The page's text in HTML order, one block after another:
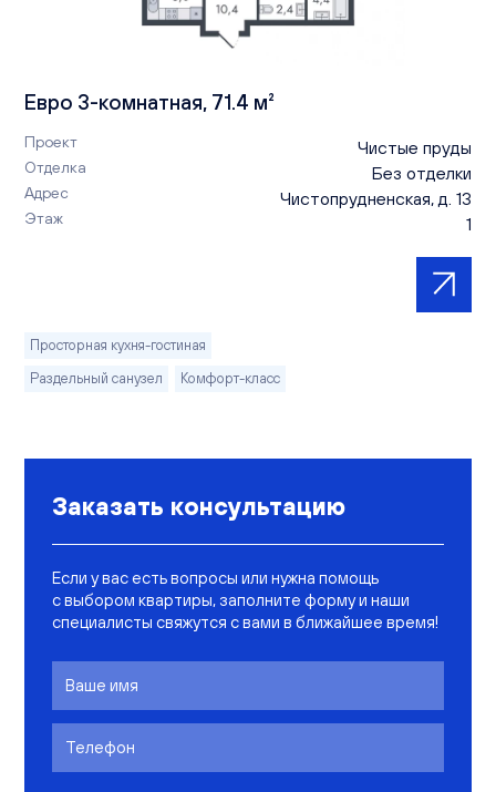
Евро 3-комнатная, 71.4 м²
Проект Чистые пруды
Отделка Без отделки
Адрес Чистопрудненская, д. 13
Этаж 1
Просторная кухня-гостиная
Раздельный санузел
Комфорт-класс
Заказать консультацию
Если у вас есть вопросы или нужна помощь
с выбором квартиры, заполните форму и наши
специалисты свяжутся с вами в ближайшее время!